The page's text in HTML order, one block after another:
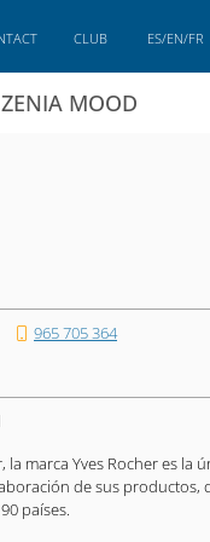
ZENIA MOOD
CLUB ES/EN/FR
965 705 364
marca Yves Rocher es la
de sus productos,
países.